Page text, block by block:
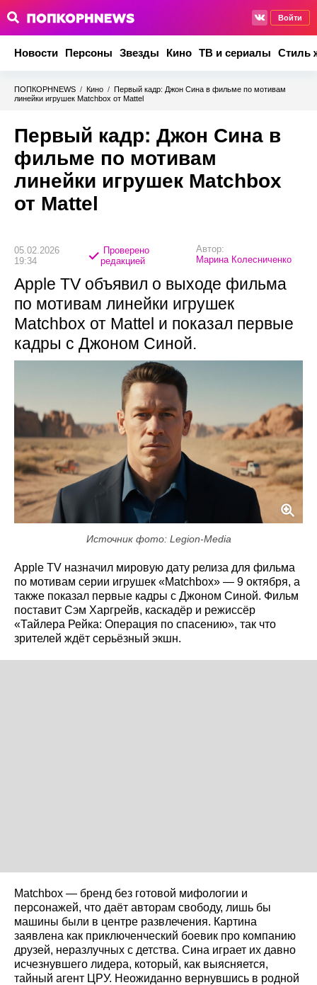
Войти
Новости Персоны Звезды Кино ТВ и сериалы Стиль
ПОПКОРНNEWS / Кино / Первый кадр: Джон Сина в фильме по мотивам
линейки игрушек Matchbox от Mattel
Первый кадр: Джон Сина в
фильме по мотивам
линейки игрушек Matchbox
от Mattel
05.02.2026
19:34
Проверено
редакцией
Автор:
Марина Колесниченко
Apple TV объявил о выходе фильма
по мотивам линейки игрушек
Matchbox от Mattel и показал первые
кадры с Джоном Синой.
Источник фото: Legion-Media
Apple TV назначил мировую дату релиза для фильма
по мотивам серии игрушек «Matchbox» — 9 октября, а
также показал первые кадры с Джоном Синой. Фильм
поставит Сэм Харгрейв, каскадёр и режиссёр
«Тайлера Рейка: Операция по спасению», так что
зрителей ждёт серьёзный экшн.
Matchbox — бренд без готовой мифологии и
персонажей, что даёт авторам свободу, лишь бы
машины были в центре развлечения. Картина
заявлена как приключенческий боевик про компанию
друзей, неразлучных с детства. Сина играет их давно
исчезнувшего лидера, который, как выясняется,
тайный агент ЦРУ. Неожиданно вернувшись в родной